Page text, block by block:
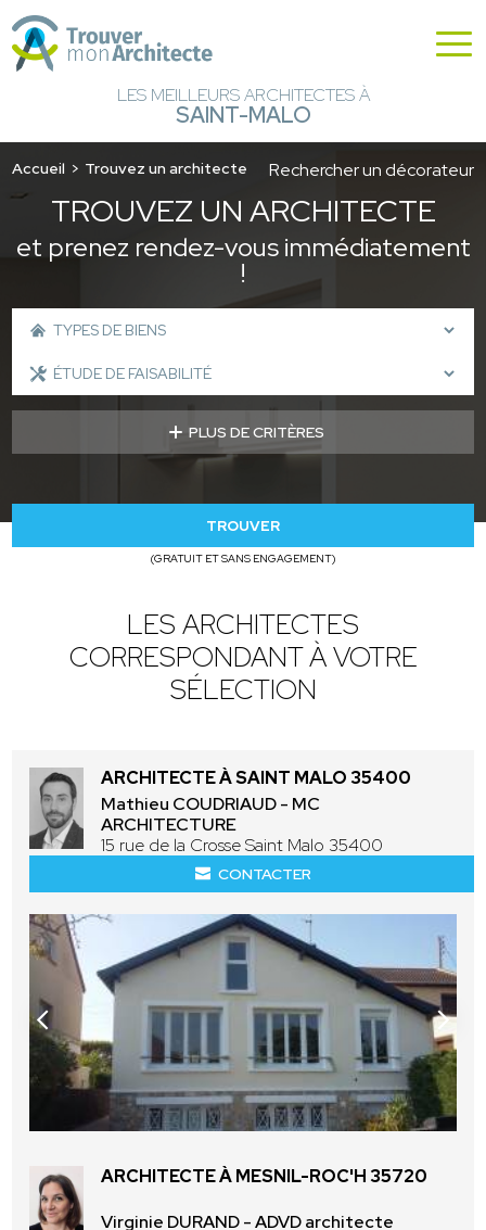
LES MEILLEURS ARCHITECTES À
SAINT-MALO
Accueil Trouvez un architecte Rechercher un décorateur
TROUVEZ UN ARCHITECTE
et prenez rendez-vous immédiatement
!
PLUS DE CRITÈRES
TROUVER
(GRATUIT ET SANS ENGAGEMENT)
LES ARCHITECTES
CORRESPONDANT À VOTRE
SÉLECTION
ARCHITECTE À SAINT MALO 35400
Mathieu COUDRIAUD - MC
ARCHITECTURE
15 rue de la Crosse Saint Malo 35400
CONTACTER
ARCHITECTE À MESNIL-ROC'H 35720
Virginie DURAND - ADVD architecte